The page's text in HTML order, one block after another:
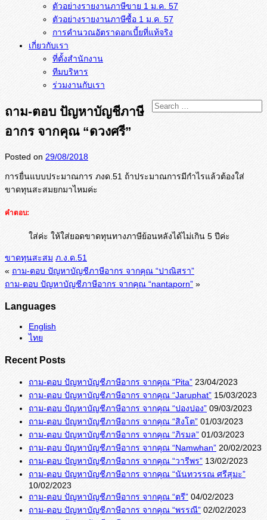
ตัวอย่างรายงานภาษีขาย 1 ม.ค. 57
การคำนวณอัตราดอกเบี้ยที่แท้จริง
เกี่ยวกับเรา
ที่ตั้งสำนักงาน
ทีมบริหาร
ร่วมงานกับเรา
ถาม-ตอบ ปัญหาบัญชีภาษี
อากร จากคุณ “ดวงศรี”
Posted on 29/08/2018
การยื่นแบบประมาณการ ภงด.51 ถ้าประมาณการมีกำไรแล้วต้องใส่
ขาดทุนสะสมยกมาไหมค่ะ
คำตอบ:
ใส่ค่ะ ให้ใส่ยอดขาดทุนทางภาษีย้อนหลังได้ไม่เกิน 5 ปีค่ะ
ขาดทุนสะสม ภ.ง.ด.51
« ถาม-ตอบ ปัญหาบัญชีภาษีอากร จากคุณ “ปาณิสรา”
ถาม-ตอบ ปัญหาบัญชีภาษีอากร จากคุณ “nantaporn” »
Languages
English
ไทย
Recent Posts
ถาม-ตอบ ปัญหาบัญชีภาษีอากร จากคุณ “Pita” 23/04/2023
ถาม-ตอบ ปัญหาบัญชีภาษีอากร จากคุณ “Jaruphat” 15/03/2023
ถาม-ตอบ ปัญหาบัญชีภาษีอากร จากคุณ “ปองปอง” 09/03/2023
ถาม-ตอบ ปัญหาบัญชีภาษีอากร จากคุณ “สิงโต” 01/03/2023
ถาม-ตอบ ปัญหาบัญชีภาษีอากร จากคุณ “ภิรมล” 01/03/2023
ถาม-ตอบ ปัญหาบัญชีภาษีอากร จากคุณ “Namwhan” 20/02/2023
ถาม-ตอบ ปัญหาบัญชีภาษีอากร จากคุณ “วารีพร” 13/02/2023
ถาม-ตอบ ปัญหาบัญชีภาษีอากร จากคุณ “นันทวรรณ ศรีสุมะ”
10/02/2023
ถาม-ตอบ ปัญหาบัญชีภาษีอากร จากคุณ “ตรี” 04/02/2023
ถาม-ตอบ ปัญหาบัญชีภาษีอากร จากคุณ “พรรณี” 02/02/2023